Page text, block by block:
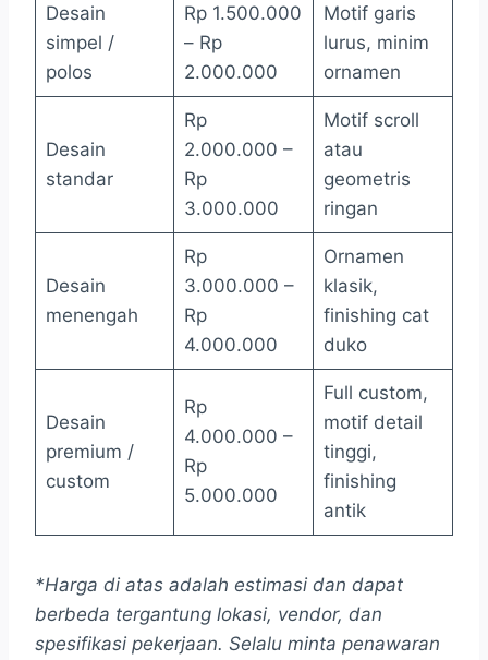
Desain
simpel /
polos
Rp 1.500.000
– Rp
2.000.000
Motif garis
lurus, minim
ornamen
Desain
standar
Rp
2.000.000 –
Rp
3.000.000
Motif scroll
atau
geometris
ringan
Desain
menengah
Rp
3.000.000 –
Rp
4.000.000
Ornamen
klasik,
finishing cat
duko
Desain
premium /
custom
Rp
4.000.000 –
Rp
5.000.000
Full custom,
motif detail
tinggi,
finishing
antik
*Harga di atas adalah estimasi dan dapat
berbeda tergantung lokasi, vendor, dan
spesifikasi pekerjaan. Selalu minta penawaran